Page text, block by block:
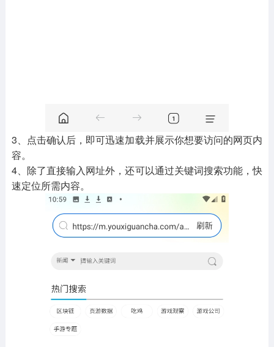
3、点击确认后，即可迅速加载并展示你想要访问的网页内
容。
4、除了直接输入网址外，还可以通过关键词搜索功能，快
速定位所需内容。